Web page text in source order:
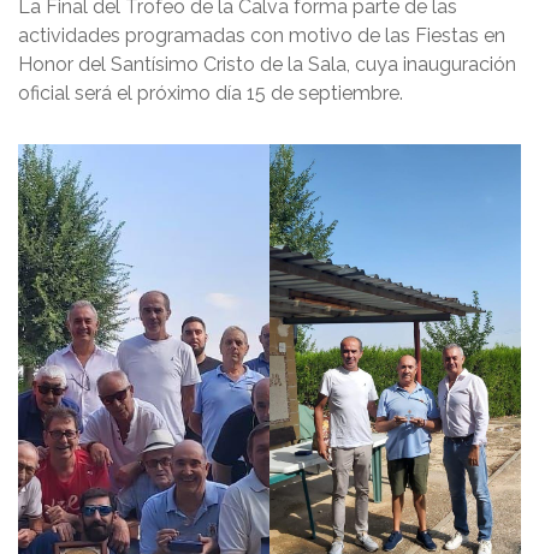
La Final del Trofeo de la Calva forma parte de las
actividades programadas con motivo de las Fiestas en
Honor del Santísimo Cristo de la Sala, cuya inauguración
oficial será el próximo día 15 de septiembre.